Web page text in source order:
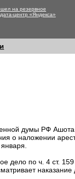
на резервное
центр «Яндекса»
думы РФ
о наложении
дело по ч. 4 ст.
наказание